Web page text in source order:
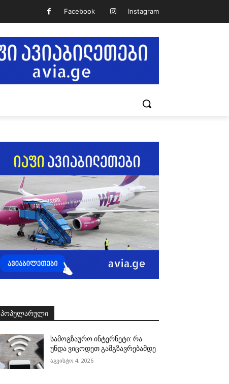
Facebook Instagram
ᲞᲝᲞᲣᲚᲐᲠᲣᲚᲘ
სამოგზაურო ინტერნეტი: რა
უნდა ვიცოდეთ გამგზავრებამდე
აგვისტო 4, 2026